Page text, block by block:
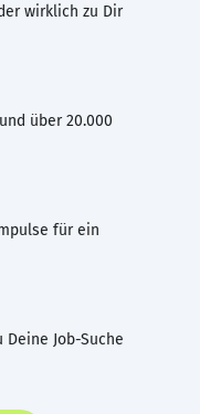
wirklich zu Dir
über 20.000
für ein
Job-Suche